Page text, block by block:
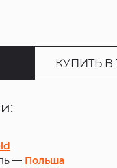
КУПИТЬ В
— Польша